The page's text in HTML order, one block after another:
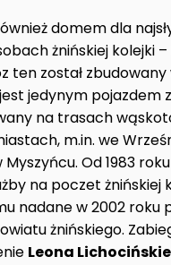
domem dla
żnińskiej kolejki –
ten został zbudowany
jedynym pojazdem
na trasach
m.in. we
Myszyńcu. Od 1983
na poczet żnińskiej
nadane w 2002 roku
żnińskiego.
Leona